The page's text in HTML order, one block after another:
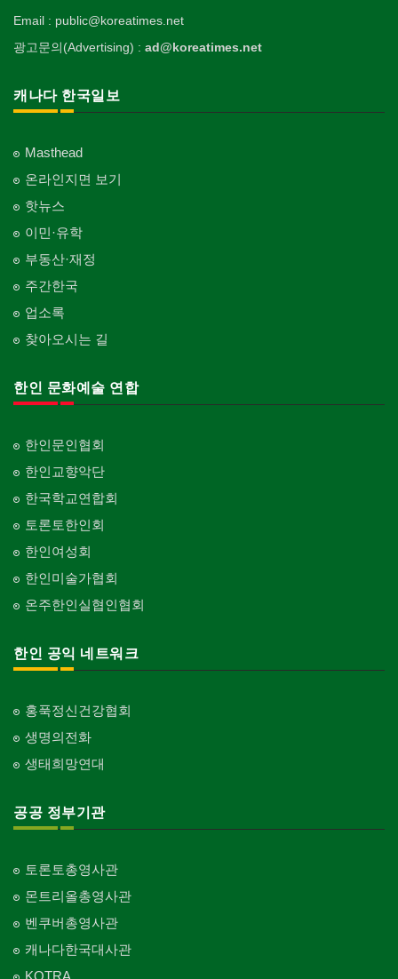
Email : public@koreatimes.net
광고문의(Advertising) : ad@koreatimes.net
캐나다 한국일보
Masthead
온라인지면 보기
핫뉴스
이민·유학
부동산·재정
주간한국
업소록
찾아오시는 길
한인 문화예술 연합
한인문인협회
한인교향악단
한국학교연합회
토론토한인회
한인여성회
한인미술가협회
온주한인실협인협회
한인 공익 네트워크
홍푹정신건강협회
생명의전화
생태희망연대
공공 정부기관
토론토총영사관
몬트리올총영사관
벤쿠버총영사관
캐나다한국대사관
KOTRA